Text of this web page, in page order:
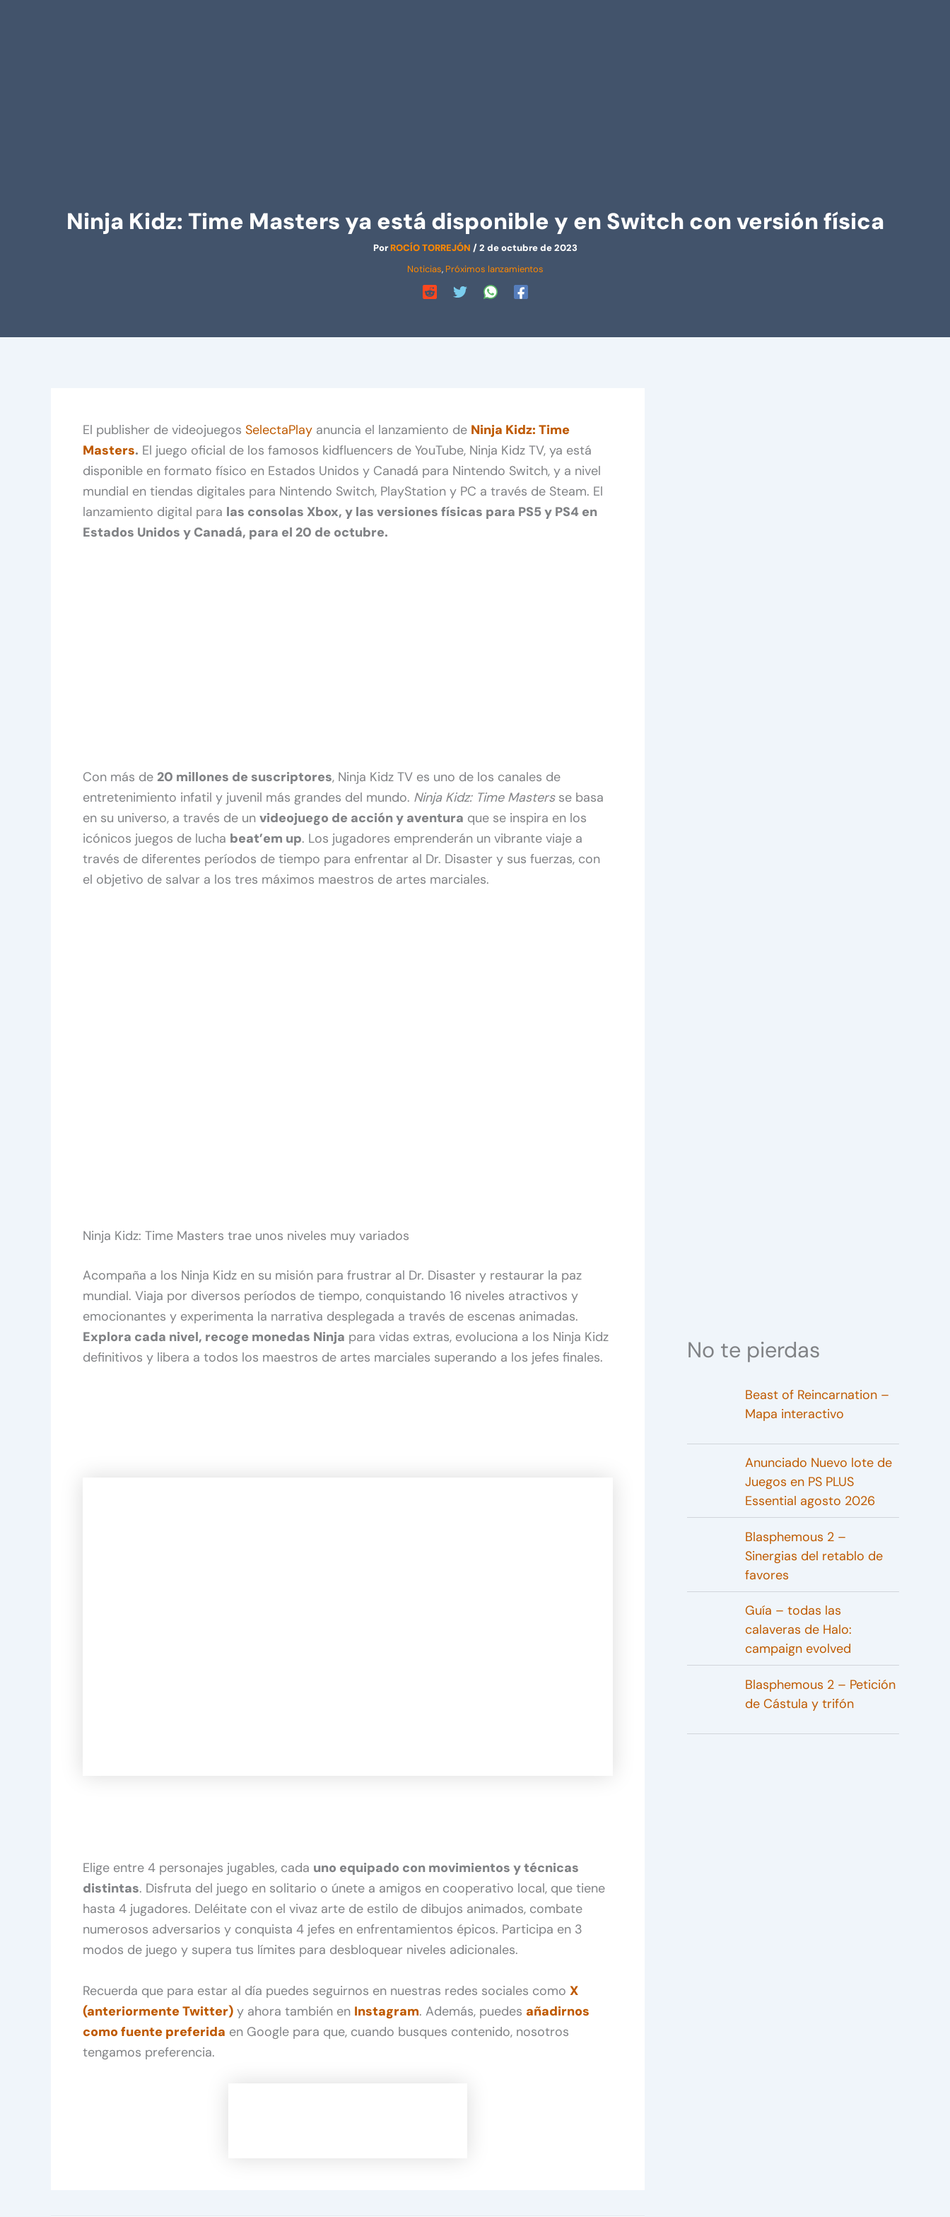
Ninja Kidz: Time Masters ya está disponible y en Switch con versión física
PorROCÍO TORREJÓN /2 de octubre de 2023
Noticias, Próximos lanzamientos
El publisher de videojuegos SelectaPlay anuncia el lanzamiento de Ninja Kidz: Time
Masters. El juego oficial de los famosos kidfluencers de YouTube, Ninja Kidz TV, ya está
disponible en formato físico en Estados Unidos y Canadá para Nintendo Switch, y a nivel
mundial en tiendas digitales para Nintendo Switch, PlayStation y PC a través de Steam. El
lanzamiento digital para las consolas Xbox, y las versiones físicas para PS5 y PS4 en
Estados Unidos y Canadá, para el 20 de octubre.
Con más de 20 millones de suscriptores, Ninja Kidz TV es uno de los canales de
entretenimiento infatil y juvenil más grandes del mundo. Ninja Kidz: Time Mastersse basa
en su universo, a través de un videojuego de acción y aventura que se inspira en los
icónicos juegos de lucha beat’em up. Los jugadores emprenderán un vibrante viaje a
través de diferentes períodos de tiempo para enfrentar al Dr. Disaster y sus fuerzas, con
el objetivo de salvar a los tres máximos maestros de artes marciales.
Ninja Kidz: Time Masters trae unos niveles muy variados
Acompaña a los Ninja Kidz en su misión para frustrar al Dr. Disaster y restaurar la paz
mundial. Viaja por diversos períodos de tiempo, conquistando 16 niveles atractivos y
emocionantes y experimenta la narrativa desplegada a través de escenas animadas.
Explora cada nivel, recoge monedas Ninja para vidas extras, evoluciona a los Ninja Kidz
definitivos y libera a todos los maestros de artes marciales superando a los jefes finales.
Elige entre 4 personajes jugables, cada uno equipado con movimientos y técnicas
distintas. Disfruta del juego en solitario o únete a amigos en cooperativo local, que tiene
hasta 4 jugadores. Deléitate con el vivaz arte de estilo de dibujos animados, combate
numerosos adversarios y conquista 4 jefes en enfrentamientos épicos. Participa en 3
modos de juego y supera tus límites para desbloquear niveles adicionales.
Recuerda que para estar al día puedes seguirnos en nuestras redes sociales como X
(anteriormente Twitter) y ahora también en Instagram. Además, puedes añadirnos
como fuente preferida en Google para que, cuando busques contenido, nosotros
tengamos preferencia.
No te pierdas
Beast of Reincarnation –
Mapa interactivo
Anunciado Nuevo lote de
Juegos en PS PLUS
Essential agosto 2026
Blasphemous 2 –
Sinergias del retablo de
favores
Guía – todas las
calaveras de Halo:
campaign evolved
Blasphemous 2 – Petición
de Cástula y trifón